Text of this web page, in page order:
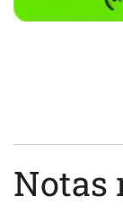
Notas